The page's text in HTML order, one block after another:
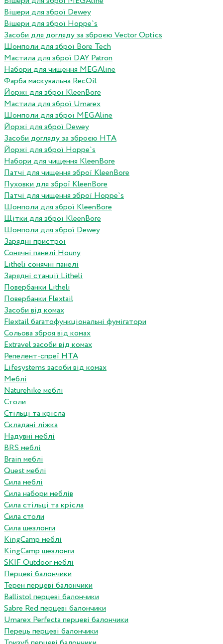
Вішери для зброї Dewey
Вішери для зброї Hoppe`s
Засоби для догляду за зброєю Vector Optics
Шомполи для зброї Bore Tech
Мастила для зброї DAY Patron
Набори для чищення MEGAline
Фарба маскувальна RecOil
Йоржі для зброї KleenBore
Мастила для зброї Umarex
Шомполи для зброї MEGAline
Йоржі для зброї Dewey
Засоби догляду за зброєю HTA
Йоржі для зброї Hoppe`s
Набори для чищення KleenBore
Патчі для чищення зброї KleenBore
Пуховки для зброї KleenBore
Патчі для чищення зброї Hoppe`s
Шомполи для зброї KleenBore
Щітки для зброї KleenBore
Шомполи для зброї Dewey
Зарядні пристрої
Сонячні панелі Houny
Litheli сонячні панелі
Зарядні станції Litheli
Повербанки Litheli
Повербанки Flextail
Засоби від комах
Flextail багатофункціональні фумігатори
Сольова зброя від комах
Extravel засоби від комах
Репелент-спреї HTA
Lifesystems засоби від комах
Меблі
Naturehike меблі
Столи
Стільці та крісла
Складані ліжка
Надувні меблі
BRS меблі
Brain меблі
Quest меблі
Сила меблі
Сила набори меблів
Сила стільці та крісла
Сила столи
Сила шезлонги
KingCamp меблі
KingCamp шезлонги
SKIF Outdoor меблі
Перцеві балончики
Терен перцеві балончики
Ballistol перцеві балончики
Sabre Red перцеві балончики
Umarex Perfecta перцеві балончики
Перець перцеві балончики